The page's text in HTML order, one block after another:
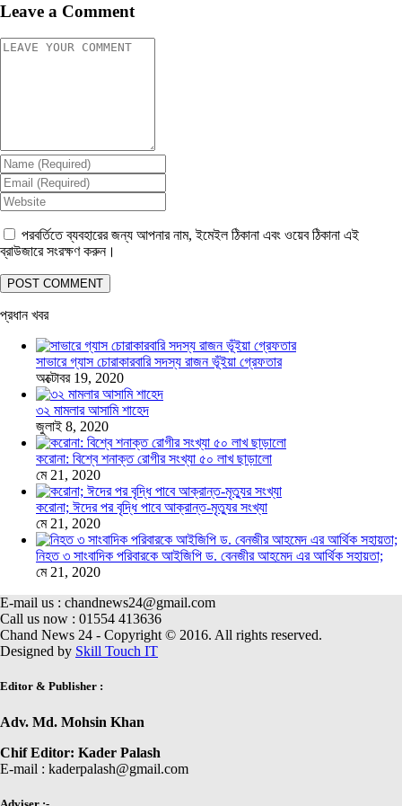
Leave a Comment
পরবর্তিতে ব্যবহারের জন্য আপনার নাম, ইমেইল ঠিকানা এবং ওয়েব ঠিকানা এই
ব্রাউজারে সংরক্ষণ করুন।
প্রধান খবর
সাভারে গ্যাস চোরাকারবারি সদস্য রাজন ভূঁইয়া গ্রেফতার
অক্টোবর 19, 2020
৩২ মামলার আসামি শাহেদ
জুলাই 8, 2020
করোনা: বিশ্বে শনাক্ত রোগীর সংখ্যা ৫০ লাখ ছাড়ালো
মে 21, 2020
করোনা; ঈদের পর বৃদ্ধি পাবে আক্রান্ত-মৃত্যুর সংখ্যা
মে 21, 2020
নিহত ৩ সাংবাদিক পরিবারকে আইজিপি ড. বেনজীর আহমেদ এর আর্থিক সহায়তা;
মে 21, 2020
E-mail us : chandnews24@gmail.com
Call us now : 01554 413636
Chand News 24 - Copyright © 2016. All rights reserved.
Designed by Skill Touch IT
Editor & Publisher :
Adv. Md. Mohsin Khan
Chif Editor: Kader Palash
E-mail : kaderpalash@gmail.com